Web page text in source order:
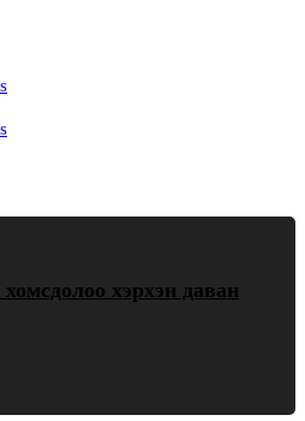
хэрхэн даван